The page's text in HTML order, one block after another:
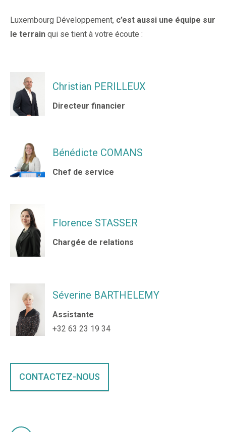
Luxembourg Développement, c’est aussi une équipe sur
le terrain qui se tient à votre écoute :
Christian PERILLEUX
Directeur financier
Bénédicte COMANS
Chef de service
Florence STASSER
Chargée de relations
Séverine BARTHELEMY
Assistante
+32 63 23 19 34
CONTACTEZ-NOUS